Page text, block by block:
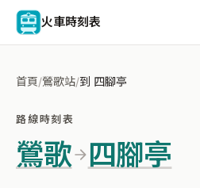
火車時刻表
首頁/鶯歌站/到 四腳亭
路線時刻表
鶯歌 四腳亭